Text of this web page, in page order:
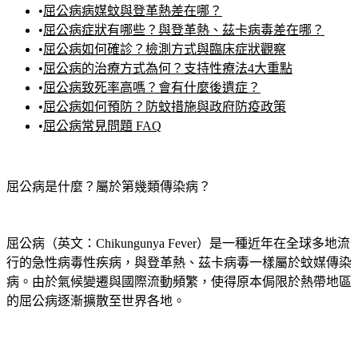
•屈公病病媒蚊與登革熱差在哪？
•屈公病症狀有哪些？與登革熱、茲卡病毒差在哪？
•屈公病如何確診？檢測方式與臨床症狀觀察
•屈公病的治療方式為何？支持性療法4大重點
•屈公病致死率高嗎？會有什麼後遺症？
•屈公病如何預防？防蚊措施與政府防疫政策
•屈公病常見問題 FAQ
屈公病是什麼？屬於第幾類傳染病？
屈公病（英文：Chikungunya Fever）是一種近年在全球多地流
行的急性病毒性疾病，與登革熱、茲卡病毒一樣屬於蚊媒傳染
病。由於氣候變遷與國際流動頻繁，使得原本侷限於熱帶地區
的屈公病逐漸擴散至世界各地。